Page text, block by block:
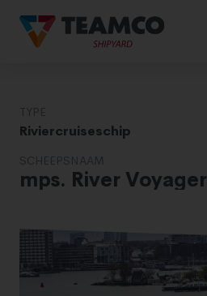
TYPE
Riviercruiseschip
SCHEEPSNAAM
mps. River Voyager